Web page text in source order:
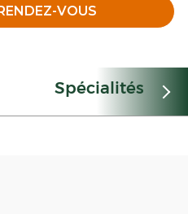
VOUS
Spécialités